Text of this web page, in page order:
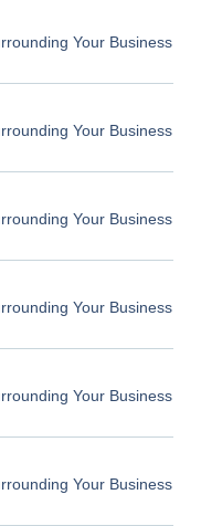
Your Business
Your Business
Your Business
Your Business
Your Business
Your Business